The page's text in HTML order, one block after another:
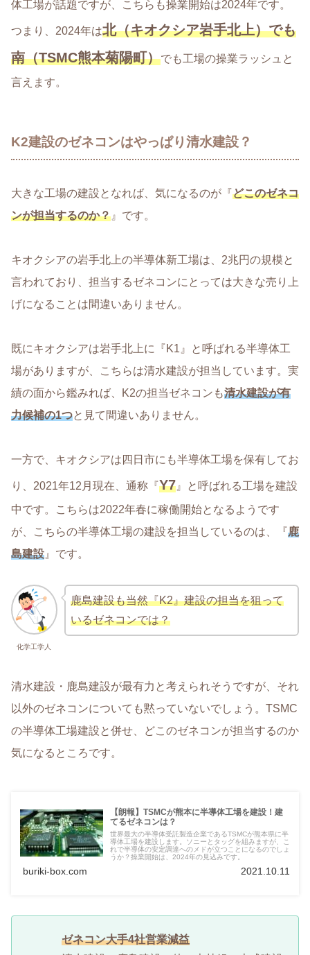
体工場が話題ですが、こちらも操業開始は2024年です。
つまり、2024年は北（キオクシア岩手北上）でも
南（TSMC熊本菊陽町）でも工場の操業ラッシュと
言えます。
K2建設のゼネコンはやっぱり清水建設？
大きな工場の建設となれば、気になるのが『どこのゼネコ
ンが担当するのか？ 』です。
キオクシアの岩手北上の半導体新工場は、2兆円の規模と
言われており、担当するゼネコンにとっては大きな売り上
げになることは間違いありません。
既にキオクシアは岩手北上に『K1』と呼ばれる半導体工
場がありますが、こちらは清水建設が担当しています。実
績の面から鑑みれば、K2の担当ゼネコンも清水建設が有
力候補の1つと見て間違いありません。
一方で、キオクシアは四日市にも半導体工場を保有してお
り、2021年12月現在、通称『Y7 』と呼ばれる工場を建設
中です。こちらは2022年春に稼働開始となるようです
が、こちらの半導体工場の建設を担当しているのは、『鹿
島建設 』です。
化学工学人
鹿島建設も当然『K2』建設の担当を狙って
いるゼネコンでは？
清水建設・鹿島建設が最有力と考えられそうですが、それ
以外のゼネコンについても黙っていないでしょう。TSMC
の半導体工場建設と併せ、どこのゼネコンが担当するのか
気になるところです。
【朗報】TSMCが熊本に半導体工場を建設！建
てるゼネコンは？
世界最大の半導体受託製造企業であるTSMCが熊本県に半
導体工場を建設します。ソニーとタッグを組みますが、こ
れで半導体の安定調達へのメドが立つことになるのでしょ
うか？操業開始は、2024年の見込みです。
buriki-box.com 2021.10.11
ゼネコン大手4社営業減益